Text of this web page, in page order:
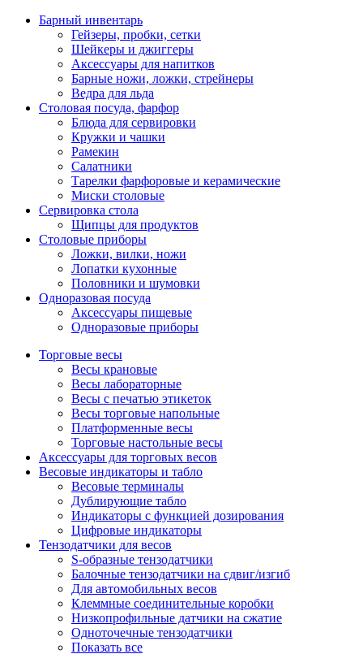
Барный инвентарь
Гейзеры, пробки, сетки
Шейкеры и джиггеры
Аксессуары для напитков
Барные ножи, ложки, стрейнеры
Ведра для льда
Столовая посуда, фарфор
Блюда для сервировки
Кружки и чашки
Рамекин
Салатники
Тарелки фарфоровые и керамические
Миски столовые
Сервировка стола
Щипцы для продуктов
Столовые приборы
Ложки, вилки, ножи
Лопатки кухонные
Половники и шумовки
Одноразовая посуда
Аксессуары пищевые
Одноразовые приборы
Торговые весы
Весы крановые
Весы лабораторные
Весы с печатью этикеток
Весы торговые напольные
Платформенные весы
Торговые настольные весы
Аксессуары для торговых весов
Весовые индикаторы и табло
Весовые терминалы
Дублирующие табло
Индикаторы с функцией дозирования
Цифровые индикаторы
Тензодатчики для весов
S-образные тензодатчики
Балочные тензодатчики на сдвиг/изгиб
Для автомобильных весов
Клеммные соединительные коробки
Низкопрофильные датчики на сжатие
Одноточечные тензодатчики
Показать все